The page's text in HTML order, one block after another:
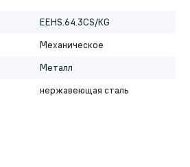
EEHS.64.3CS/KG
Механическое
Металл
нержавеющая сталь